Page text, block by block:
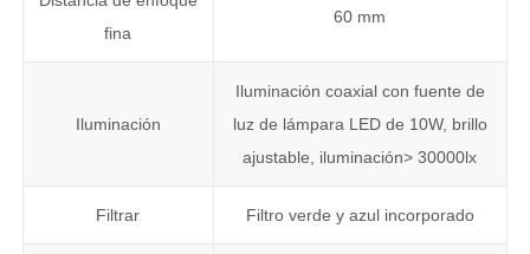
fina
60 mm
Iluminación
Iluminación coaxial con fuente de
luz de lámpara LED de 10W, brillo
ajustable, iluminación> 30000lx
Filtrar Filtro verde y azul incorporado